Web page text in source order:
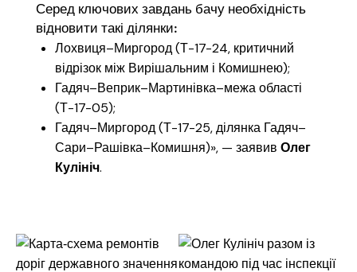
Серед ключових завдань бачу необхідність
відновити такі ділянки:
Лохвиця–Миргород (Т-17-24, критичний
відрізок між Вирішальним і Комишнею);
Гадяч–Веприк–Мартинівка–межа області
(Т-17-05);
Гадяч–Миргород (Т-17-25, ділянка Гадяч–
Сари–Рашівка–Комишня)», — заявив Олег
Кулініч.